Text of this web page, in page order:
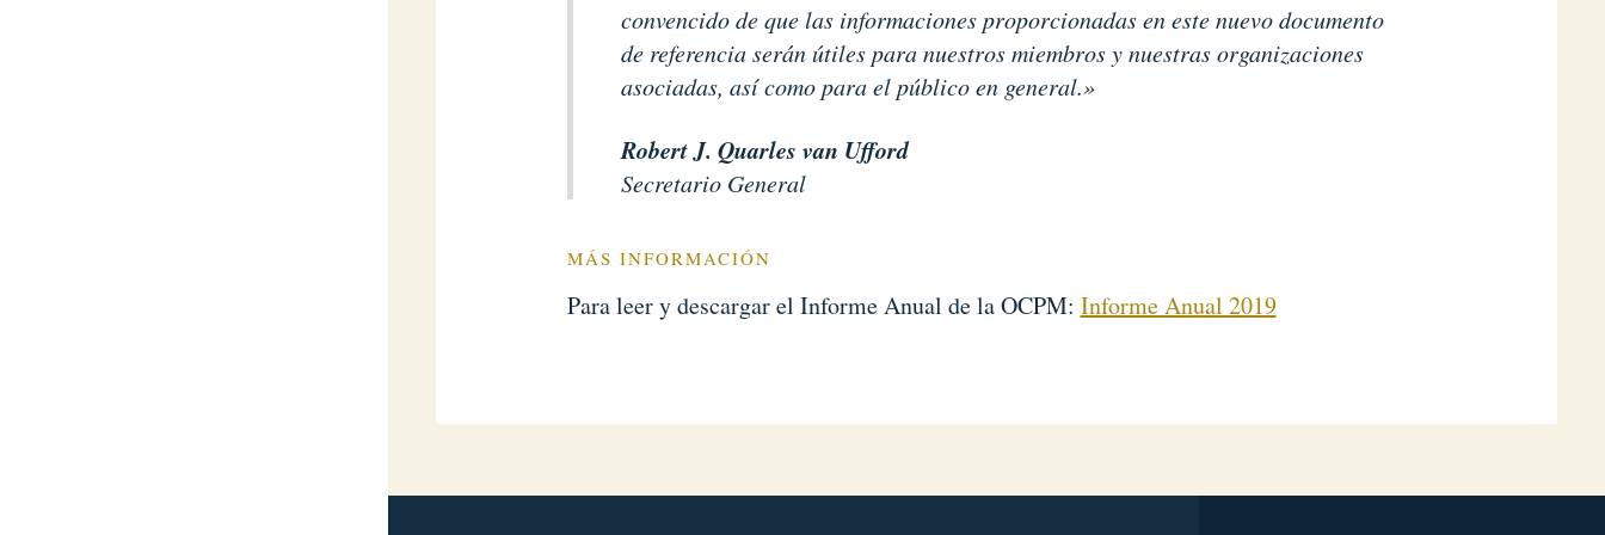
convencido de que las informaciones proporcionadas en este nuevo documento
de referencia serán útiles para nuestros miembros y nuestras organizaciones
asociadas, así como para el público en general.»
Robert J. Quarles van Ufford
Secretario General
MÁS INFORMACIÓN
Para leer y descargar el Informe Anual de la OCPM: Informe Anual 2019